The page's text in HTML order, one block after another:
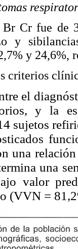
Cr fue de
y
y 24,6%,
criterios
el
y la
sujetos
una
una
valor
(VVN =